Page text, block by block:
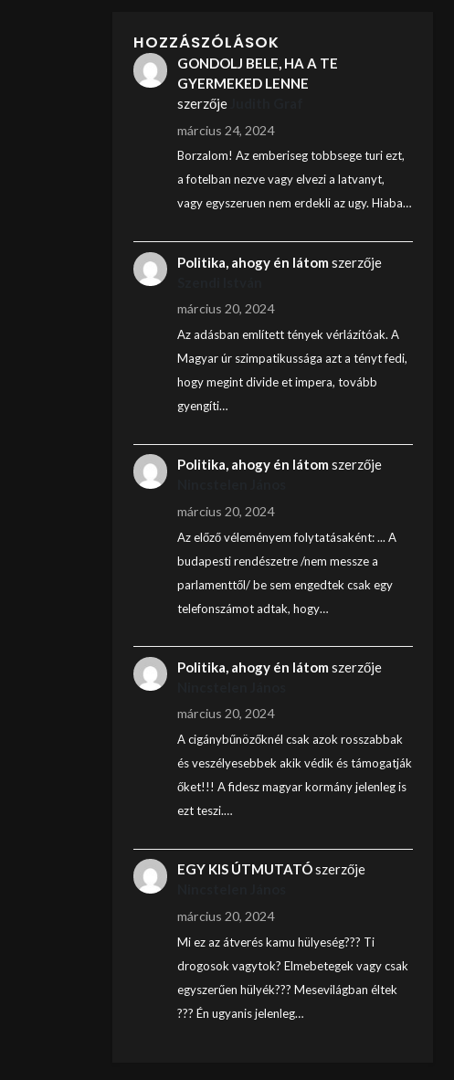
HOZZÁSZÓLÁSOK
GONDOLJ BELE, HA A TE
GYERMEKED LENNE
szerzője
március 24, 2024
Borzalom! Az emberiseg tobbsege turi ezt,
a fotelban nezve vagy elvezi a latvanyt,
vagy egyszeruen nem erdekli az ugy. Hiaba…
Politika, ahogy én látom szerzője
március 20, 2024
Az adásban említett tények vérlázítóak. A
Magyar úr szimpatikussága azt a tényt fedi,
hogy megint divide et impera, tovább
gyengíti…
Politika, ahogy én látom szerzője
március 20, 2024
Az előző véleményem folytatásaként: ... A
budapesti rendészetre /nem messze a
parlamenttől/ be sem engedtek csak egy
telefonszámot adtak, hogy…
Politika, ahogy én látom szerzője
március 20, 2024
A cigánybűnözőknél csak azok rosszabbak
és veszélyesebbek akik védik és támogatják
őket!!! A fidesz magyar kormány jelenleg is
ezt teszi.…
EGY KIS ÚTMUTATÓszerzője
március 20, 2024
Mi ez az átverés kamu hülyeség??? Ti
drogosok vagytok? Elmebetegek vagy csak
egyszerűen hülyék??? Mesevilágban éltek
??? Én ugyanis jelenleg…